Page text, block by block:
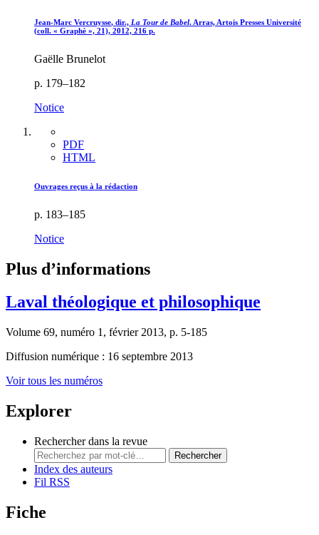
Jean-Marc Vercruysse, dir., La Tour de Babel. Arras, Artois Presses Université
(coll. « Graphè », 21), 2012, 216 p.
Gaëlle Brunelot
p. 179–182
Notice
PDF
HTML
Ouvrages reçus à la rédaction
p. 183–185
Notice
Plus d’informations
Laval théologique et philosophique
Volume 69, numéro 1, février 2013, p. 5-185
Diffusion numérique : 16 septembre 2013
Voir tous les numéros
Explorer
Rechercher dans la revue
Rechercher
Index des auteurs
Fil RSS
Fiche